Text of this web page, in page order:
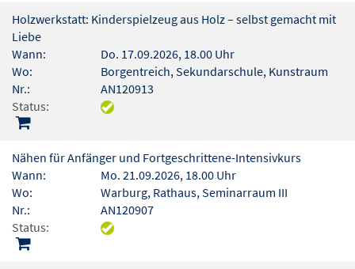
Holzwerkstatt: Kinderspielzeug aus Holz – selbst gemacht mit
Liebe
Wann:
Do. 17.09.2026, 18.00 Uhr
Wo:
Borgentreich, Sekundarschule, Kunstraum
Nr.:
AN120913
Status:
Nähen für Anfänger und Fortgeschrittene-Intensivkurs
Wann:
Mo. 21.09.2026, 18.00 Uhr
Wo:
Warburg, Rathaus, Seminarraum III
Nr.:
AN120907
Status: